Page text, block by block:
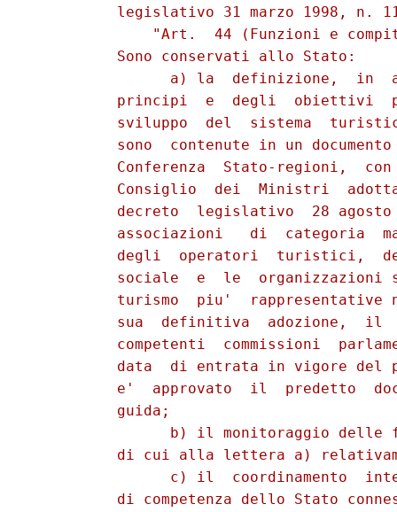
legislativo 31 marzo 1998, n.
"Art.  44 (Funzioni e
          Sono conservati allo Stato:
a) la  definizione,  in
principi  e  degli  obiettivi
sviluppo  del  sistema
sono  contenute in un
Conferenza  Stato-regioni,
Consiglio  dei  Ministri
decreto  legislativo  28
associazioni   di  categoria
degli  operatori  turistici,
sociale  e  le  organizzazioni
turismo  piu'  rappresentative
sua  definitiva  adozione,  il
competenti  commissioni
data  di entrata in vigore del
e'  approvato  il  predetto
          guida;
b) il monitoraggio delle
di cui alla lettera a)
c) il  coordinamento
di competenza dello Stato